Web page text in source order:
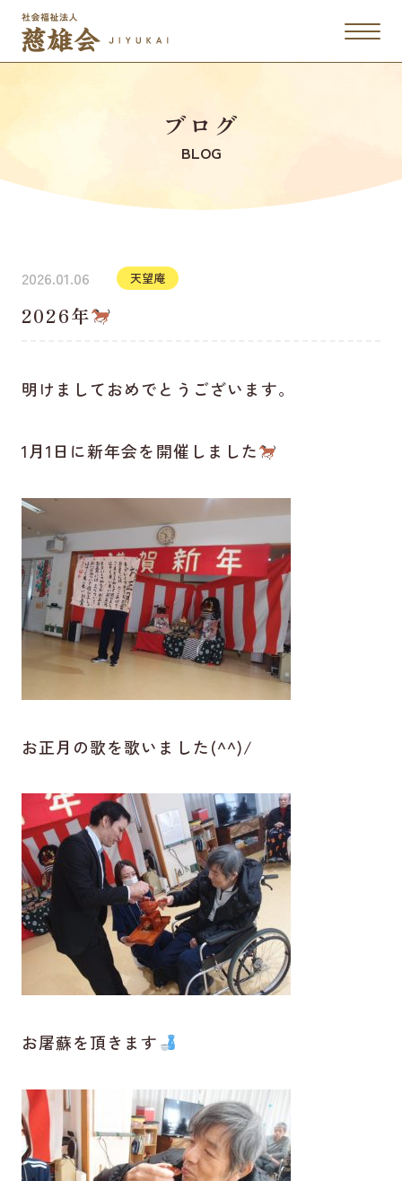
ブログ
BLOG
2026.01.06 天望庵
2026年
明けましておめでとうございます。
1月1日に新年会を開催しました
お正月の歌を歌いました(^^)/
お屠蘇を頂きます